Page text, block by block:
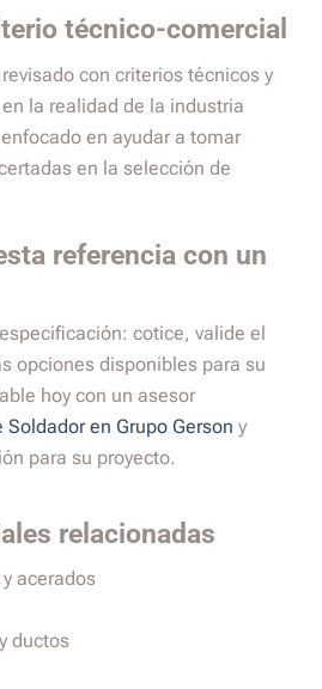
técnico-comercial
con criterios técnicos y
la realidad de la industria
en ayudar a tomar
en la selección de
referencia con un
cotice, valide el
opciones disponibles para su
hoy con un asesor
Soldador en Grupo Gerson y
para su proyecto.
relacionadas
acerados
ductos